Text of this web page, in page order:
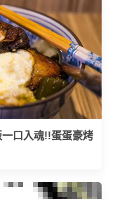
一口入魂!!蛋蛋豪烤